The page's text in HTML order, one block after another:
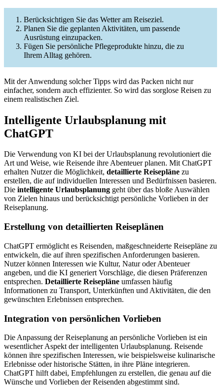
Berücksichtigen Sie das Wetter am Reiseziel.
Planen Sie die geplanten Aktivitäten, um passende
Ausrüstung einzupacken.
Fügen Sie persönliche Pflegeprodukte hinzu, die zu
Ihrem Alltag gehören.
Mit der Anwendung solcher Tipps wird das Packen nicht nur
einfacher, sondern auch effizienter. So wird das sorglose Reisen zu
einem realistischen Ziel.
Intelligente Urlaubsplanung mit
ChatGPT
Die Verwendung von KI bei der Urlaubsplanung revolutioniert die
Art und Weise, wie Reisende ihre Abenteuer planen. Mit ChatGPT
erhalten Nutzer die Möglichkeit, detaillierte Reisepläne zu
erstellen, die auf individuellen Interessen und Bedürfnissen basieren.
Die intelligente Urlaubsplanung geht über das bloße Auswählen
von Zielen hinaus und berücksichtigt persönliche Vorlieben in der
Reiseplanung.
Erstellung von detaillierten Reiseplänen
ChatGPT ermöglicht es Reisenden, maßgeschneiderte Reisepläne zu
entwickeln, die auf ihren spezifischen Anforderungen basieren.
Nutzer können Interessen wie Kultur, Natur oder Abenteuer
angeben, und die KI generiert Vorschläge, die diesen Präferenzen
entsprechen. Detaillierte Reisepläne umfassen häufig
Informationen zu Transport, Unterkünften und Aktivitäten, die den
gewünschten Erlebnissen entsprechen.
Integration von persönlichen Vorlieben
Die Anpassung der Reiseplanung an persönliche Vorlieben ist ein
wesentlicher Aspekt der intelligenten Urlaubsplanung. Reisende
können ihre spezifischen Interessen, wie beispielsweise kulinarische
Erlebnisse oder historische Stätten, in ihre Pläne integrieren.
ChatGPT hilft dabei, Empfehlungen zu erstellen, die genau auf die
Wünsche und Vorlieben der Reisenden abgestimmt sind.